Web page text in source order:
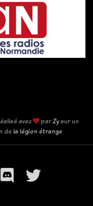
avec parZysur un
de la légion étrange